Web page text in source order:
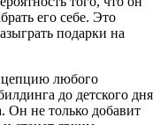
его себе. Это
подарки на
любого
до детского дня
Он не только добавит